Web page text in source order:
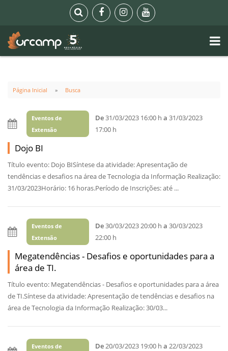
Página Inicial Busca
Eventos de
Extensão
De31/03/2023 16:00 ha 31/03/2023
17:00 h
Dojo BI
Título evento: Dojo BISíntese da atividade: Apresentação de
tendências e desafios na área de Tecnologia da Informação Realização:
31/03/2023Horário: 16 horas.Período de Inscrições: até ...
Eventos de
Extensão
De30/03/2023 20:00 ha 30/03/2023
22:00 h
Megatendências - Desafios e oportunidades para a
área de TI.
Título evento: Megatendências - Desafios e oportunidades para a área
de TI.Síntese da atividade: Apresentação de tendências e desafios na
área de Tecnologia da Informação Realização: 30/03...
Eventos de
De20/03/2023 19:00 ha 22/03/2023